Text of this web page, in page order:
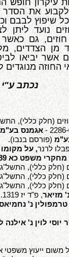
עיקרון חופש
את הסדר
שיפוץ לבבם
נועד ליתן
גם כאשר
מן הצדדים,
אשר יביאו
החוזה מנוגדים
נכתב ע"י
אגמנס
(פורסם בנבו).
לרנר, על
מחקרי משפט כא 89
מזיאר, פ"ד יז 1319.
טרמפולין נ'
יוסי לוין נ' אילנה
משום ייעוץ